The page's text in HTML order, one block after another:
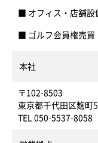
■ オフィス・店舗設
■ ゴルフ会員権売買
本社
〒102-8503
東京都千代田区麹
TEL 050-5537-